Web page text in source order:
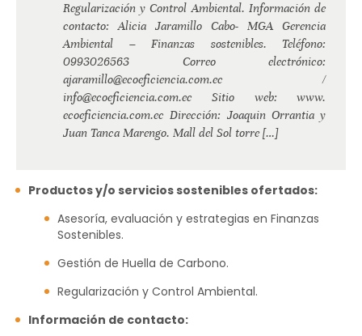
Regularización y Control Ambiental. Información de
contacto: Alicia Jaramillo Cabo- MGA Gerencia
Ambiental – Finanzas sostenibles. Teléfono:
0993026563 Correo electrónico:
ajaramillo@ecoeficiencia.com.ec /
info@ecoeficiencia.com.ec Sitio web: www.
ecoeficiencia.com.ec Dirección: Joaquin Orrantia y
Juan Tanca Marengo. Mall del Sol torre […]
Productos y/o servicios sostenibles ofertados:
Asesoría, evaluación y estrategias en Finanzas
Sostenibles.
Gestión de Huella de Carbono.
Regularización y Control Ambiental.
Información de contacto: